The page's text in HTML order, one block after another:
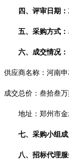
四、评审日期：
五、 采购方式：
六、成交情况：
供应商名称：河南
成交总价： 叁拾叁
地址：郑州市
七、采购小组成
八、招标代理服